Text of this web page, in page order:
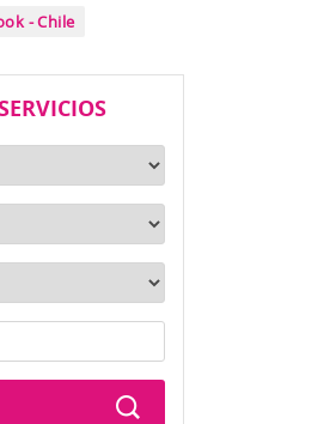
- Chile